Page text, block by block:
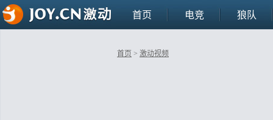
首页 电竞 狼队
首页 > 激动视频